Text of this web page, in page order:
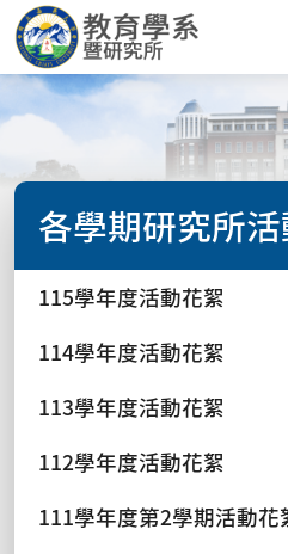
各學期研究所
115學年度活動花絮
114學年度活動花絮
113學年度活動花絮
112學年度活動花絮
111學年度第2學期活動花